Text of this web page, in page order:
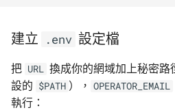
建立 .env 設定檔
把 URL 換成你的網域加上秘密
設的 $PATH ）， OPERATOR_EMAIL
執行：